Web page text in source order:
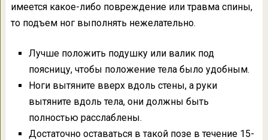
имеется какое-либо повреждение или травма спины,
то подъем ног выполнять нежелательно.
Лучше положить подушку или валик под
поясницу, чтобы положение тела было удобным.
Ноги вытяните вверх вдоль стены, а руки
вытяните вдоль тела, они должны быть
полностью расслаблены.
Достаточно оставаться в такой позе в течение 15-